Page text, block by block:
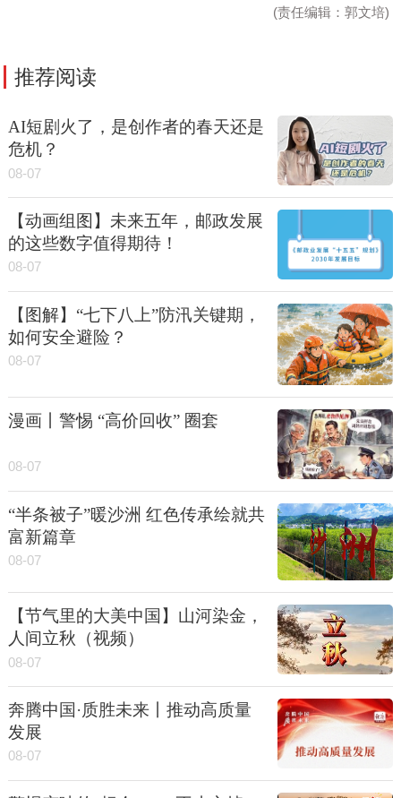
(责任编辑：郭文培)
推荐阅读
AI短剧火了，是创作者的春天还是
危机？
08-07
【动画组图】未来五年，邮政发展
的这些数字值得期待！
08-07
【图解】“七下八上”防汛关键期，
如何安全避险？
08-07
漫画丨警惕 “高价回收” 圈套
08-07
“半条被子”暖沙洲 红色传承绘就共
富新篇章
08-07
【节气里的大美中国】山河染金，
人间立秋（视频）
08-07
奔腾中国·质胜未来丨推动高质量
发展
08-07